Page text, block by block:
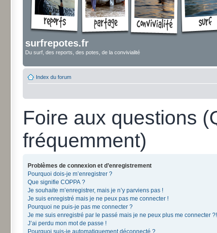
surfrepotes.fr
Du surf, des reports, des potes, de la convivialité
Index du forum
Foire aux questions
fréquemment)
Problèmes de connexion et d’enregistrement
Pourquoi dois-je m’enregistrer ?
Que signifie COPPA ?
Je souhaite m’enregistrer, mais je n’y parviens pas !
Je suis enregistré mais je ne peux pas me connecter !
Pourquoi ne puis-je pas me connecter ?
Je me suis enregistré par le passé mais je ne peux plus me connecter ?!
J’ai perdu mon mot de passe !
Pourquoi suis-je automatiquement déconnecté ?